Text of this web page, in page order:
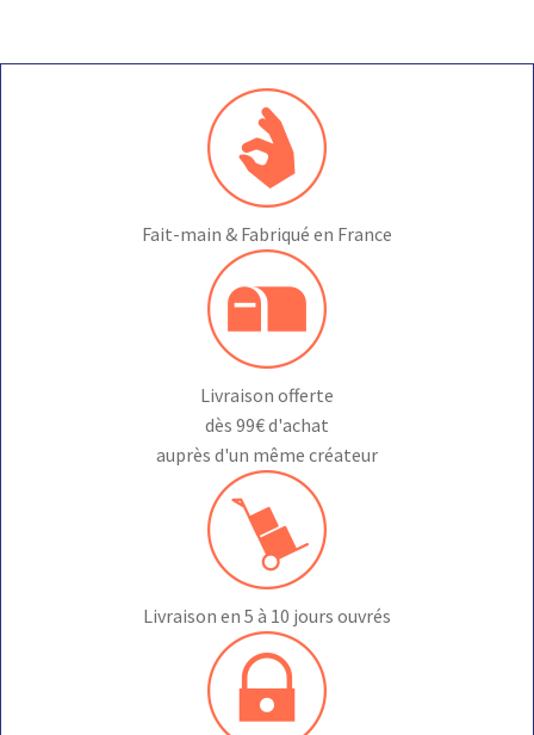
Fait-main & Fabriqué en France
Livraison offerte
dès 99€ d'achat
auprès d'un même créateur
Livraison en 5 à 10 jours ouvrés